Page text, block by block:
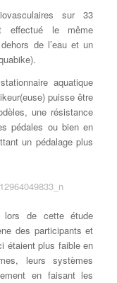
sur 33
effectué le même
de l’eau et un
aquatique
puisse être
une résistance
pédales ou bien en
un pédalage plus
lors de cette étude
des participants et
étaient plus faible en
leurs systèmes
en faisant les